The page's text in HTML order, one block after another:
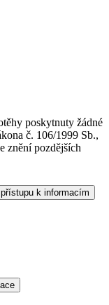
poskytnuty žádné
č. 106/1999 Sb.,
znění pozdějších
k informacím